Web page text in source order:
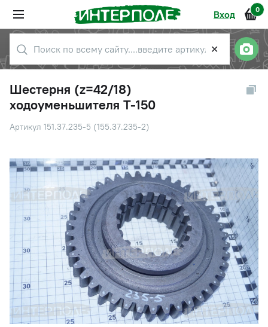
Вход 0
✕
Шестерня (z=42/18)
ходоуменьшителя Т-150
Артикул 151.37.235-5 (155.37.235-2)